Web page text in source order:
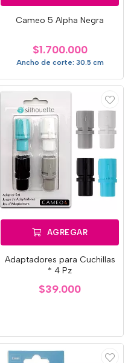
Cameo 5 Alpha Negra
$1.700.000
Ancho de corte: 30.5 cm
AGREGAR
Adaptadores para Cuchillas
* 4 Pz
$39.000